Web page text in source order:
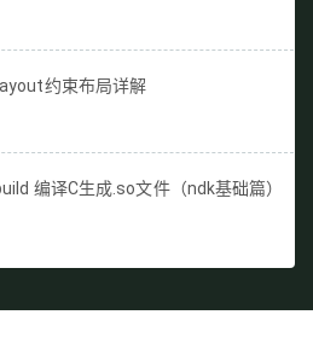
约束布局详解
编译C生成.so文件（ndk基础篇）